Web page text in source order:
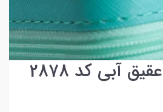
آبی کد 2878